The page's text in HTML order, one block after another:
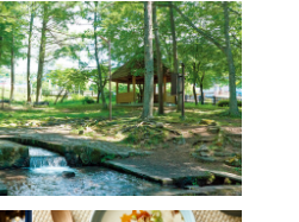
その他施設 ごはん